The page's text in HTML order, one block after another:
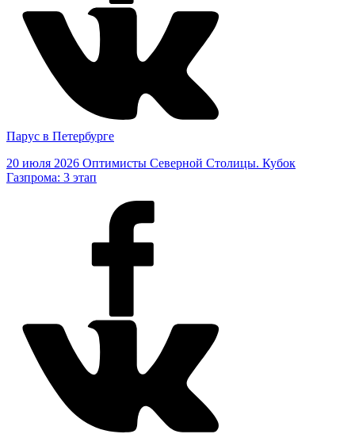
Парус в Петербурге
20 июля 2026 Оптимисты Северной Столицы. Кубок
Газпрома: 3 этап